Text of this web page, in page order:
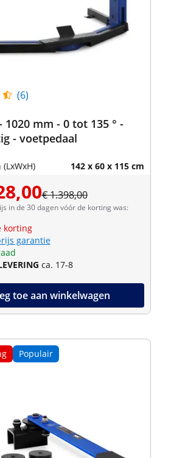
(6)
1020 mm - 0 tot 135 ° -
- voetpedaal
142 x 60 x 115 cm
€ 1.398,00
in de 30 dagen vóór de korting was:
korting
garantie
ca. 17-8
toe aan winkelwagen
Populair